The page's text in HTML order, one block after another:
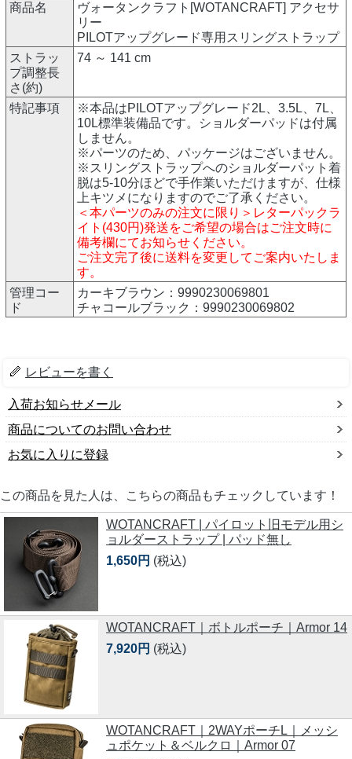
商品名
ヴォータンクラフト[WOTANCRAFT] アクセサ
リー
PILOTアップグレード専用スリングストラップ
ストラッ
プ調整長
さ(約)
74 ～ 141 cm
特記事項
※本品はPILOTアップグレード2L、3.5L、7L、
10L標準装備品です。ショルダーパッドは付属
しません。
※パーツのため、パッケージはございません。
※スリングストラップへのショルダーパット着
脱は5-10分ほどで手作業いただけますが、仕様
上キツメになりますのでご了承ください。
＜本パーツのみの注文に限り＞レターパックラ
イト(430円)発送をご希望の場合はご注文時に
備考欄にてお知らせください。
ご注文完了後に送料を変更してご案内いたしま
す。
管理コー
ド
カーキブラウン：9990230069801
チャコールブラック：9990230069802
レビューを書く
入荷お知らせメール
商品についてのお問い合わせ
お気に入りに登録
この商品を見た人は、こちらの商品もチェックしています！
WOTANCRAFT | パイロット旧モデル用シ
ョルダーストラップ | パッド無し
1,650円 (税込)
WOTANCRAFT｜ボトルポーチ｜Armor 14
7,920円 (税込)
WOTANCRAFT｜2WAYポーチL｜メッシ
ュポケット＆ベルクロ｜Armor 07